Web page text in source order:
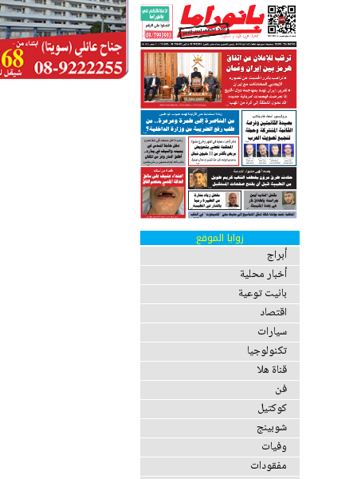
زوايا الموقع
أبراج
أخبار محلية
بانيت توعية
اقتصاد
سيارات
تكنولوجيا
قناة هلا
فن
كوكتيل
شوبينج
وفيات
مفقودات